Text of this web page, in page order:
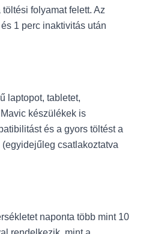
folyamat felett. Az
1 perc inaktivitás után
laptopot, tabletet,
készülékek is
és a gyors töltést a
csatlakoztatva
naponta több mint 10